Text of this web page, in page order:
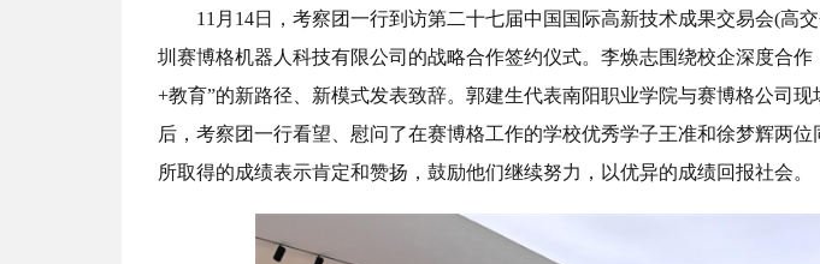
11月14日，考察团一行到访第二十七届中国国际高新技术成果交易会(高
圳赛博格机器人科技有限公司的战略合作签约仪式。李焕志围绕校企深度合作
+教育”的新路径、新模式发表致辞。郭建生代表南阳职业学院与赛博格公司
后，考察团一行看望、慰问了在赛博格工作的学校优秀学子王准和徐梦辉两
所取得的成绩表示肯定和赞扬，鼓励他们继续努力，以优异的成绩回报社会。